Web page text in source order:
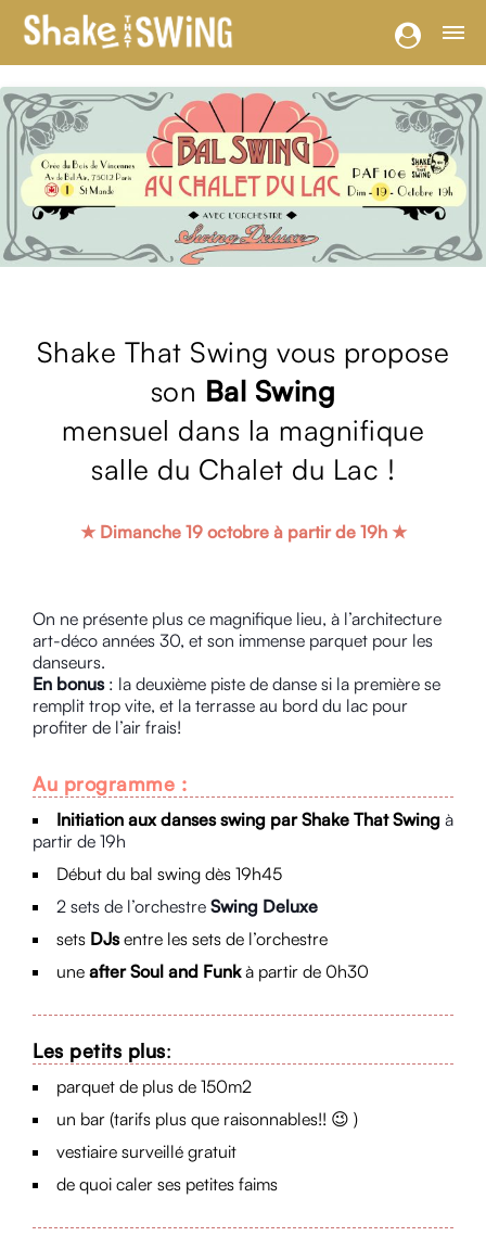
Shake That Swing vous propose
son Bal Swing
mensuel dans la magnifique
salle du Chalet du Lac !
★ Dimanche 19 octobre à partir de 19h ★
On ne présente plus ce magnifique lieu, à l’architecture
art-déco années 30, et son immense parquet pour les
danseurs.
En bonus: la deuxième piste de danse si la première se
remplit trop vite, et la terrasse au bord du lac pour
profiter de l’air frais!
Au programme :
Initiation aux danses swing par Shake That Swing à
partir de 19h
Début du bal swing dès 19h45
2 sets de l’orchestre Swing Deluxe
sets DJsentre les sets de l’orchestre
une after Soul and Funkà partir de 0h30
Les petits plus:
parquet de plus de 150m2
un bar (tarifs plus que raisonnables!! 😉 )
vestiaire surveillé gratuit
de quoi caler ses petites faims